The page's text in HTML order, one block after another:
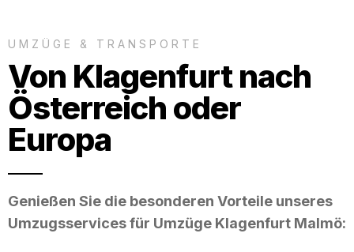
UMZÜGE & TRANSPORTE
Von Klagenfurt nach
Österreich oder
Europa
Genießen Sie die besonderen Vorteile unseres
Umzugsservices für Umzüge Klagenfurt Malmö: